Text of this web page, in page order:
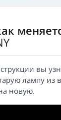
вы
лампу из
новую.